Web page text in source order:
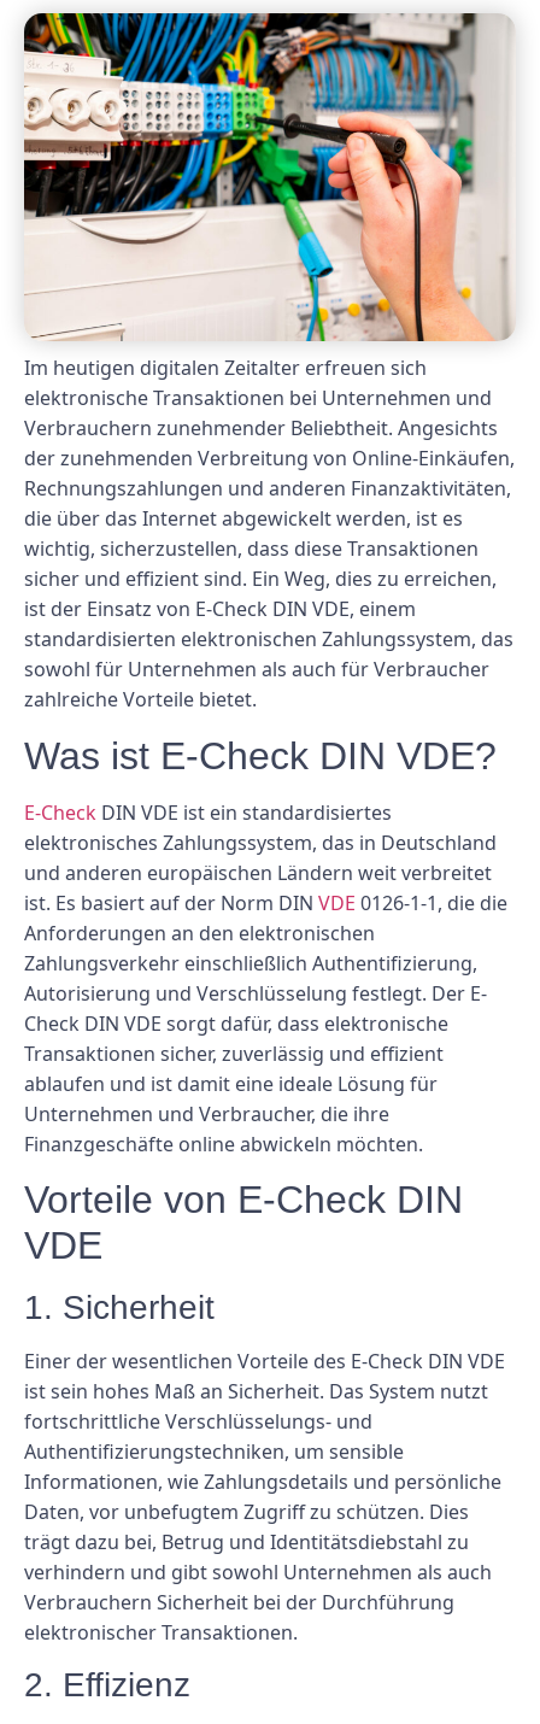
Im heutigen digitalen Zeitalter erfreuen sich
elektronische Transaktionen bei Unternehmen und
Verbrauchern zunehmender Beliebtheit. Angesichts
der zunehmenden Verbreitung von Online-Einkäufen,
Rechnungszahlungen und anderen Finanzaktivitäten,
die über das Internet abgewickelt werden, ist es
wichtig, sicherzustellen, dass diese Transaktionen
sicher und effizient sind. Ein Weg, dies zu erreichen,
ist der Einsatz von E-Check DIN VDE, einem
standardisierten elektronischen Zahlungssystem, das
sowohl für Unternehmen als auch für Verbraucher
zahlreiche Vorteile bietet.
Was ist E-Check DIN VDE?
E-Check DIN VDE ist ein standardisiertes
elektronisches Zahlungssystem, das in Deutschland
und anderen europäischen Ländern weit verbreitet
ist. Es basiert auf der Norm DIN VDE 0126-1-1, die die
Anforderungen an den elektronischen
Zahlungsverkehr einschließlich Authentifizierung,
Autorisierung und Verschlüsselung festlegt. Der E-
Check DIN VDE sorgt dafür, dass elektronische
Transaktionen sicher, zuverlässig und effizient
ablaufen und ist damit eine ideale Lösung für
Unternehmen und Verbraucher, die ihre
Finanzgeschäfte online abwickeln möchten.
Vorteile von E-Check DIN
VDE
1. Sicherheit
Einer der wesentlichen Vorteile des E-Check DIN VDE
ist sein hohes Maß an Sicherheit. Das System nutzt
fortschrittliche Verschlüsselungs- und
Authentifizierungstechniken, um sensible
Informationen, wie Zahlungsdetails und persönliche
Daten, vor unbefugtem Zugriff zu schützen. Dies
trägt dazu bei, Betrug und Identitätsdiebstahl zu
verhindern und gibt sowohl Unternehmen als auch
Verbrauchern Sicherheit bei der Durchführung
elektronischer Transaktionen.
2. Effizienz